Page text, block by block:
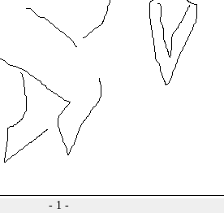
- 1 -